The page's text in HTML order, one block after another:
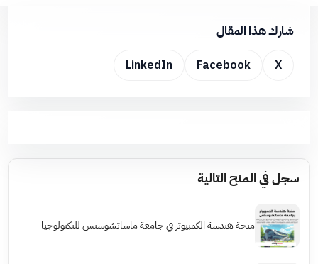
شارك هذا المقال
X
Facebook
LinkedIn
سجل في المنح التالية
منحة هندسة الكمبيوتر في جامعة ماساتشوستس للتكنولوجيا